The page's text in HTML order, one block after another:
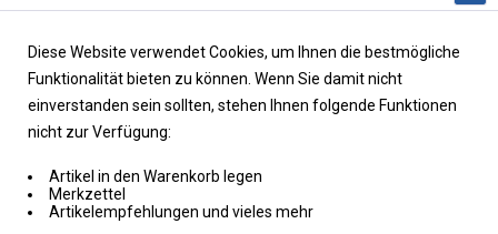
Diese Website verwendet Cookies, um Ihnen die bestmögliche
Funktionalität bieten zu können. Wenn Sie damit nicht
einverstanden sein sollten, stehen Ihnen folgende Funktionen
nicht zur Verfügung:
Artikel in den Warenkorb legen
Merkzettel
Artikelempfehlungen und vieles mehr